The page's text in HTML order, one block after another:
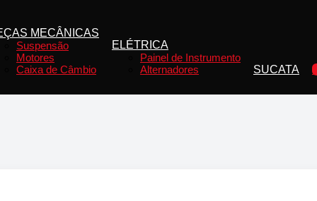
MECÂNICAS
Suspensão
Motores
Caixa de Câmbio
ELÉTRICA
Painel de Instrumento
Alternadores
SUCATA